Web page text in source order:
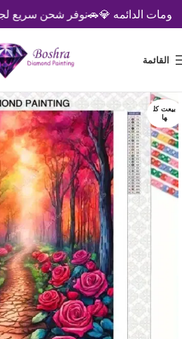
🚗نوفر شحن سريع لجميعالدائمه 💎
القائمة
بيعت كل
ها